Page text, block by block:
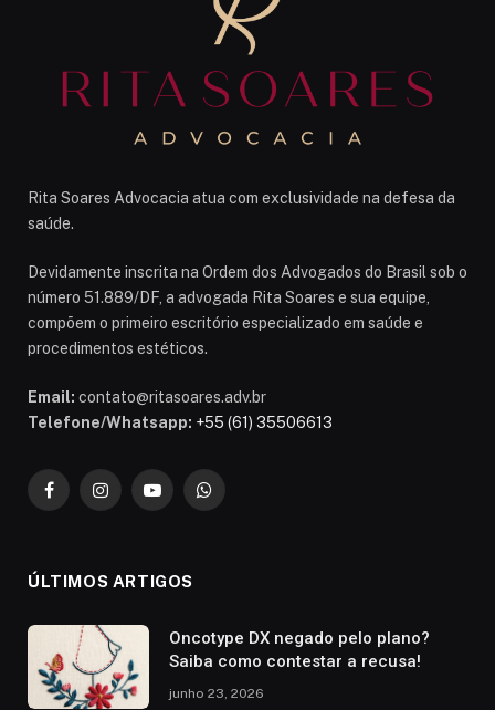
Rita Soares Advocacia atua com exclusividade na defesa da
saúde.
Devidamente inscrita na Ordem dos Advogados do Brasil sob o
número 51.889/DF, a advogada Rita Soares e sua equipe,
compõem o primeiro escritório especializado em saúde e
procedimentos estéticos.
Email: contato@ritasoares.adv.br
Telefone/Whatsapp: +55 (61) 35506613
FacebookInstagramYouTubeWhatsApp
ÚLTIMOS ARTIGOS
Oncotype DX negado pelo plano?
Saiba como contestar a recusa!
junho 23, 2026